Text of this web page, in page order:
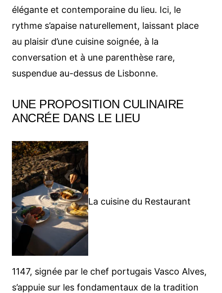
élégante et contemporaine du lieu. Ici, le
rythme s’apaise naturellement, laissant place
au plaisir d’une cuisine soignée, à la
conversation et à une parenthèse rare,
suspendue au-dessus de Lisbonne.
UNE PROPOSITION CULINAIRE
ANCRÉE DANS LE LIEU
La cuisine du Restaurant
1147, signée par le chef portugais Vasco Alves,
s’appuie sur les fondamentaux de la tradition